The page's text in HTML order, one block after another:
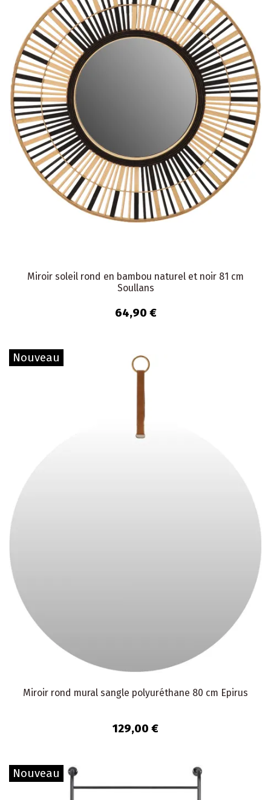
Miroir soleil rond en bambou naturel et noir 81 cm
Soullans
64,90 €
Nouveau
Miroir rond mural sangle polyuréthane 80 cm Epirus
129,00 €
Nouveau